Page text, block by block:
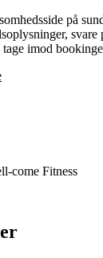
på
svare
imod
come Fitness